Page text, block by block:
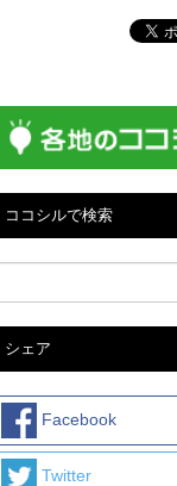
ココシルで検索
シェア
Facebook
Twitter